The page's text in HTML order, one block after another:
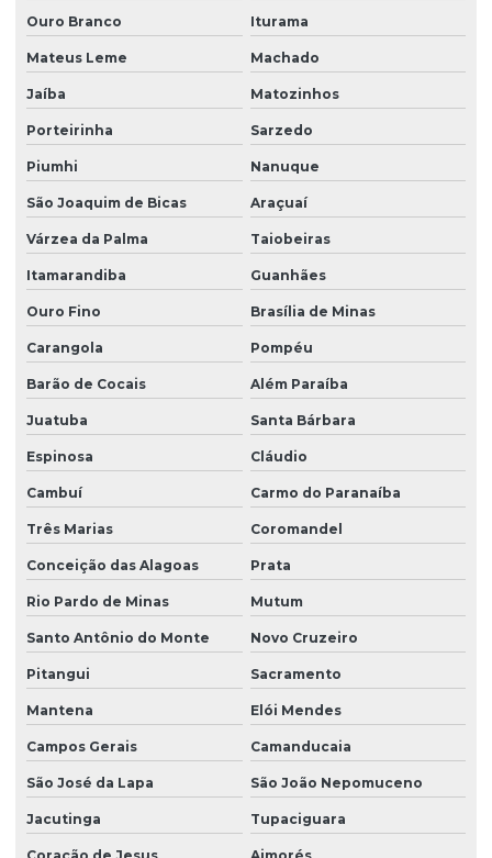
Ouro Branco Iturama
Mateus Leme Machado
Jaíba Matozinhos
Porteirinha Sarzedo
Piumhi Nanuque
São Joaquim de Bicas Araçuaí
Várzea da Palma Taiobeiras
Itamarandiba Guanhães
Ouro Fino Brasília de Minas
Carangola Pompéu
Barão de Cocais Além Paraíba
Juatuba Santa Bárbara
Espinosa Cláudio
Cambuí Carmo do Paranaíba
Três Marias Coromandel
Conceição das Alagoas Prata
Rio Pardo de Minas Mutum
Santo Antônio do Monte Novo Cruzeiro
Pitangui Sacramento
Mantena Elói Mendes
Campos Gerais Camanducaia
São José da Lapa São João Nepomuceno
Jacutinga Tupaciguara